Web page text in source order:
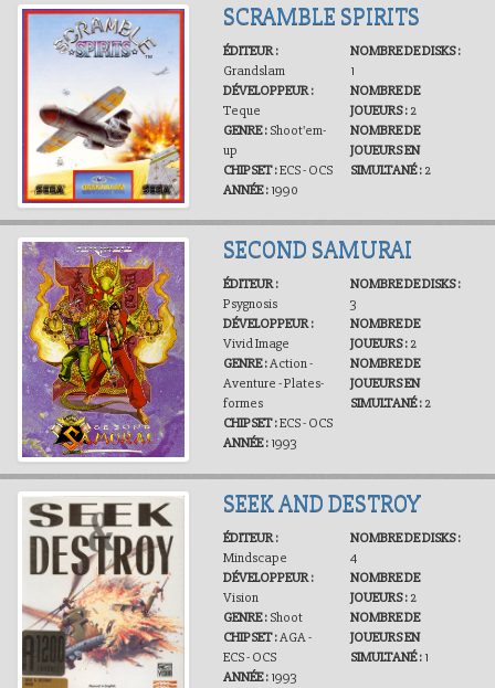
SCRAMBLE SPIRITS
ÉDITEUR :
Grandslam
DÉVELOPPEUR :
Teque
GENRE :Shoot'em-
up
CHIPSET :ECS - OCS
ANNÉE :1990
NOMBRE DE DISKS :
1
NOMBRE DE
JOUEURS :2
NOMBRE DE
JOUEURS EN
SIMULTANÉ :2
SECOND SAMURAI
ÉDITEUR :
Psygnosis
DÉVELOPPEUR :
Vivid Image
GENRE :Action -
Aventure - Plates-
formes
CHIPSET :ECS - OCS
ANNÉE :1993
NOMBRE DE DISKS :
3
NOMBRE DE
JOUEURS :2
NOMBRE DE
JOUEURS EN
SIMULTANÉ :2
SEEK AND DESTROY
ÉDITEUR :
Mindscape
DÉVELOPPEUR :
Vision
GENRE :Shoot
CHIPSET :AGA -
ECS - OCS
ANNÉE :1993
NOMBRE DE DISKS :
4
NOMBRE DE
JOUEURS :2
NOMBRE DE
JOUEURS EN
SIMULTANÉ :1